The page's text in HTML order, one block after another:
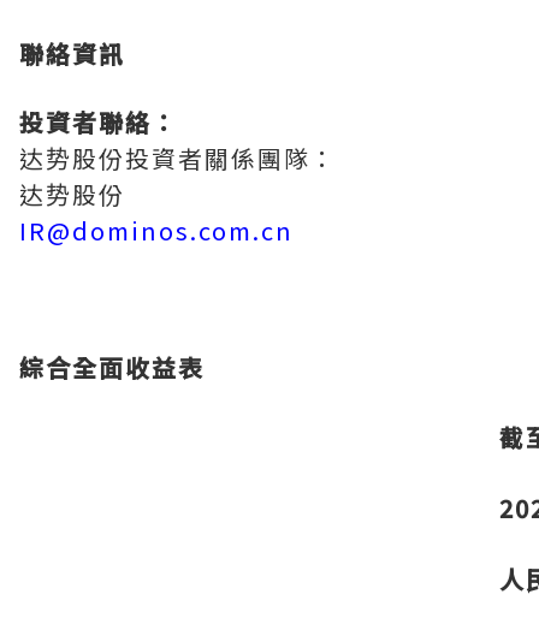
聯絡資訊
投資者聯絡：
达势股份投資者關係團隊：
达势股份
IR@dominos.com.cn
綜合全面收益表
截
人